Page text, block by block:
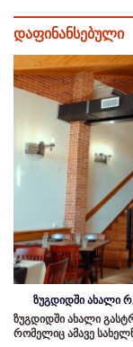
დაფინანსებული
ზუგდიდში ახალი
ზუგდიდში ახალი
რომელიც ამავე